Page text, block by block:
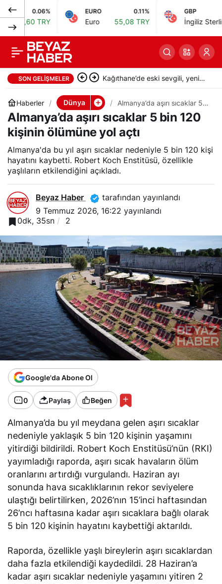
0.06% EURO
Euro 55,08 TRY
GBP
İngiliz Sterlini
SON GELIŞMELER Kağıthane’de eski sevgili, yeni
sevgilisini vurdu: 2 ağır yaralı
Haberler Dünya
Almanya’da aşırı sıcaklar 5
bin 120 kişinin ölümüne yol
açtı
Almanya’da aşırı sıcaklar 5 bin 120
kişinin ölümüne yol açtı
Almanya'da bu yıl aşırı sıcaklar nedeniyle 5 bin 120 kişi
hayatını kaybetti. Robert Koch Enstitüsü, özellikle
yaşlıların etkilendiğini açıkladı.
Beyaz Haber
tarafından yayınlandı
9 Temmuz 2026, 16:22 yayınlandı
0dk, 35sn
2
Google'da Abone Ol
0 Paylaş Beğen
Almanya’da bu yıl meydana gelen aşırı sıcaklar
nedeniyle yaklaşık 5 bin 120 kişinin yaşamını
yitirdiği bildirildi. Robert Koch Enstitüsü’nün (RKI)
yayımladığı raporda, aşırı sıcak havaların ölüm
oranlarını artırdığı vurgulandı. Haziran ayı
sonunda hava sıcaklıklarının rekor seviyelere
ulaştığı belirtilirken, 2026’nın 15’inci haftasından
26’ncı haftasına kadar aşırı sıcaklara bağlı olarak
5 bin 120 kişinin hayatını kaybettiği aktarıldı.
Raporda, özellikle yaşlı bireylerin aşırı sıcaklardan
daha fazla etkilendiği kaydedildi. 28 Haziran’a
kadar aşırı sıcaklar nedeniyle yaşamını yitiren 2
Fransa’da aşırı
sıcaklar nedeniyle 72
vilayette turuncu
alarm verildi
0 Paylaş